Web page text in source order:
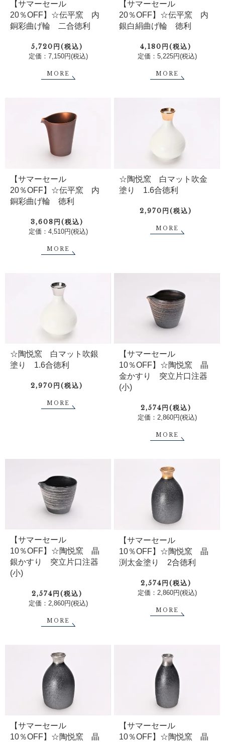
【サマーセール
20％OFF】☆伝平窯 内
銅彩曲げ輪 二合徳利
5,720円(税込)
定価：7,150円(税込)
MORE
【サマーセール
20％OFF】☆伝平窯 内
銀白絹曲げ輪 徳利
4,180円(税込)
定価：5,225円(税込)
MORE
【サマーセール
20％OFF】☆伝平窯 内
銅彩曲げ輪 徳利
3,608円(税込)
定価：4,510円(税込)
MORE
☆陶悦窯 白マット吹金
塗り 1.6合徳利
2,970円(税込)
MORE
☆陶悦窯 白マット吹銀
塗り 1.6合徳利
2,970円(税込)
MORE
【サマーセール
10％OFF】☆陶悦窯 晶
金かすり 突立片口注器
(小)
2,574円(税込)
定価：2,860円(税込)
MORE
【サマーセール
10％OFF】☆陶悦窯 晶
銀かすり 突立片口注器
(小)
2,574円(税込)
定価：2,860円(税込)
MORE
【サマーセール
10％OFF】☆陶悦窯 晶
渕太金塗り 2合徳利
2,574円(税込)
定価：2,860円(税込)
MORE
【サマーセール
10％OFF】☆陶悦窯 晶
【サマーセール
10％OFF】☆陶悦窯 晶